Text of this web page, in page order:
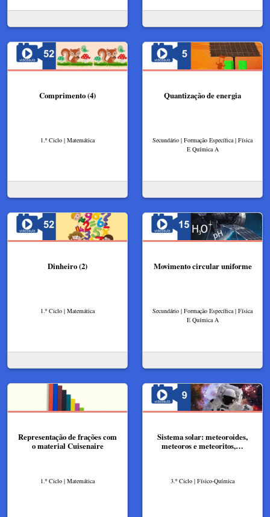
Comprimento (4)
1.º Ciclo | Matemática
Quantização de energia
Secundário | Formação Específica | Física
E Química A
Dinheiro (2)
1.º Ciclo | Matemática
Movimento circular uniforme
Secundário | Formação Específica | Física
E Química A
Representação de frações com
o material Cuisenaire
1.º Ciclo | Matemática
Sistema solar: meteoroides,
meteoros e meteoritos,…
3.º Ciclo | Físico-Química